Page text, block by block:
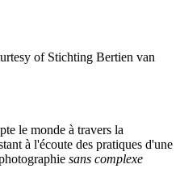
of Stichting Bertien van
le monde à travers la
à l'écoute des pratiques d'une
sans complexe